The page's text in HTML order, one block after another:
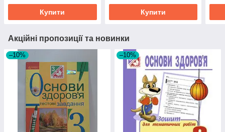
Купити Купити
Акційні пропозиції та новинки
–10% –10%